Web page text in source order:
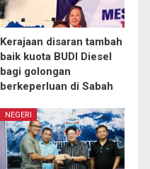
Kerajaan disaran tambah
baik kuota BUDI Diesel
bagi golongan
berkeperluan di Sabah
NEGERI